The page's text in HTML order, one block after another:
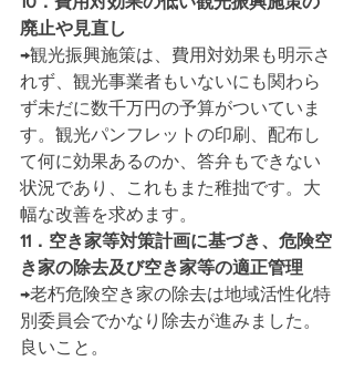
廃止や見直し
→観光振興施策は、費用対効果も明示さ
れず、観光事業者もいないにも関わら
ず未だに数千万円の予算がついていま
す。観光パンフレットの印刷、配布し
て何に効果あるのか、答弁もできない
状況であり、これもまた稚拙です。大
幅な改善を求めます。
11．空き家等対策計画に基づき、危険空
き家の除去及び空き家等の適正管理
→老朽危険空き家の除去は地域活性化特
別委員会でかなり除去が進みました。
良いこと。